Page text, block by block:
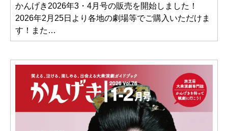
かんげき2026年3・4月号の販売を開始しました！
2026年2月25日より各地の劇場等でご購入いただけま
す！また…